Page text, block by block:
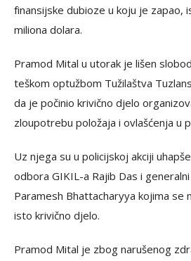
finansijske dubioze u koju je zapao,
miliona dolara.
Pramod Mital u utorak je lišen
teškom optužbom Tužilaštva
da je počinio krivično djelo
zloupotrebu položaja i ovlašćenja u
Uz njega su u policijskoj akciji
odbora GIKIL-a Rajib Das i
Paramesh Bhattacharyya kojima
isto krivično djelo.
Pramod Mital je zbog narušenog